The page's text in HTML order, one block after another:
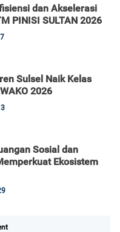
dan Akselerasi
PINISI SULTAN 2026
Sulsel Naik Kelas
2026
Sosial dan
Ekosistem